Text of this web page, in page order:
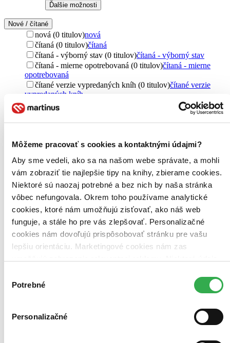
Môžeme pracovať s cookies a kontaktnými údajmi?
Aby sme vedeli, ako sa na našom webe správate, a mohli
vám zobraziť tie najlepšie tipy na knihy, zbierame cookies.
Niektoré sú naozaj potrebné a bez nich by naša stránka
vôbec nefungovala. Okrem toho používame analytické
cookies, ktoré nám umožňujú zisťovať, ako náš web
funguje, a stále ho pre vás zlepšovať. Personalizačné
cookies nám dovoľujú prispôsobovať stránku pre vašu
lepšiu orientáciu. Marketingové cookies nám zas
keby sme mohli používať všetky tieto cookies. Ďakujeme!
súhlasu
Potrebné
Personalizačné
Ďalšie možnosti
Nové / čítané
nová (0 titulov)nová
čítaná (0 titulov)čítaná
čítaná - výborný stav (0 titulov)čítaná - výborný stav
čítaná - mierne opotrebovaná (0 titulov)čítaná - mierne
opotrebovaná
čítané verzie vypredaných kníh (0 titulov)čítané verzie
vypredaných kníh
Jazyk
slovenčina (2 tituly)slovenčina2
Téma
zmiznutie (2 tituly)zmiznutie2
Pre koho
pre deti (2 tituly)
pre deti a mládež (2 tituly)pre deti a mládež2
Autor
Nancy Springer (2 tituly)Nancy Springer2
Serena Blasco (2 tituly)
Serena Blasco
Vydavateľstvo
Fragment (1 titul)